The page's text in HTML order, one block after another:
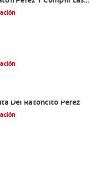
Su Hijo/A
Del Ratoncito Pérez